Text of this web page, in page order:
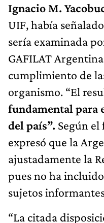
Ignacio M.
UIF, había
sería examinada
GAFILAT
cumplimiento de
organismo. “El
fundamental para
del país”. Según
expresó que la
ajustadamente la
pues no ha
sujetos
“La citada